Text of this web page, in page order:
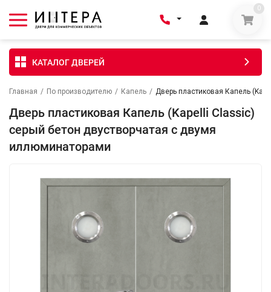
0
КАТАЛОГ ДВЕРЕЙ
Главная / По производителю / Капель / Дверь пластиковая Капель
Дверь пластиковая Капель (Kapelli Classic)
серый бетон двустворчатая с двумя
иллюминаторами